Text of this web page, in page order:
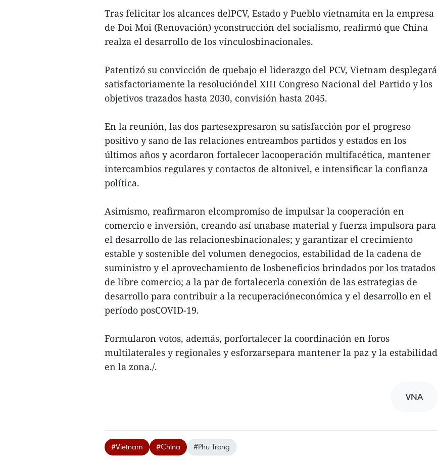
Tras felicitar los alcances delPCV, Estado y Pueblo vietnamita en la empresa
de Doi Moi (Renovación) yconstrucción del socialismo, reafirmó que China
realza el desarrollo de los vínculosbinacionales.
Patentizó su convicción de quebajo el liderazgo del PCV, Vietnam desplegará
satisfactoriamente la resolucióndel XIII Congreso Nacional del Partido y los
objetivos trazados hasta 2030, convisión hasta 2045.
En la reunión, las dos partesexpresaron su satisfacción por el progreso
positivo y sano de las relaciones entreambos partidos y estados en los
últimos años y acordaron fortalecer lacooperación multifacética, mantener
intercambios regulares y contactos de altonivel, e intensificar la confianza
política.
Asimismo, reafirmaron elcompromiso de impulsar la cooperación en
comercio e inversión, creando así unabase material y fuerza impulsora para
el desarrollo de las relacionesbinacionales; y garantizar el crecimiento
estable y sostenible del volumen denegocios, estabilidad de la cadena de
suministro y el aprovechamiento de losbeneficios brindados por los tratados
de libre comercio; a la par de fortalecerla conexión de las estrategias de
desarrollo para contribuir a la recuperacióneconómica y el desarrollo en el
período posCOVID-19.
Formularon votos, además, porfortalecer la coordinación en foros
multilaterales y regionales y esforzarsepara mantener la paz y la estabilidad
en la zona./.
VNA
#Vietnam #China #Phu Trong